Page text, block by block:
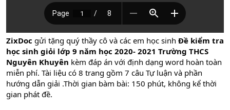
ZixDoc gửi tặng quý thầy cô và các em học sinh Đề kiểm tra
học sinh giỏi lớp 9 năm học 2020- 2021 Trường THCS
Nguyên Khuyên kèm đáp án với định dạng word hoàn toàn
miễn phí. Tài liệu có 8 trang gồm 7 câu Tự luận và phần
hướng dẫn giải .Thời gian bàm bài: 150 phút, không kể thời
gian phát đề.